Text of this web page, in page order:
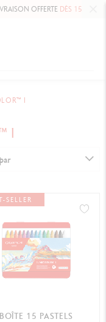
OFFERTEDÈS 150 $
I
I
SELLER
BOÎTE 15 PASTELS